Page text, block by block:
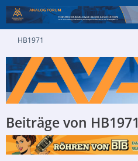
HB1971
Beiträge von HB1971